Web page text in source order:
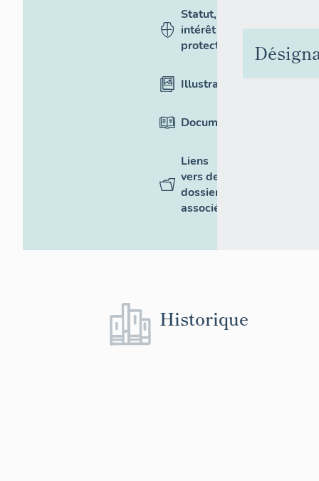
Statut,
intérêt et
protection
Illustrations
Documentation
Liens
vers des
dossiers
associés
Historique